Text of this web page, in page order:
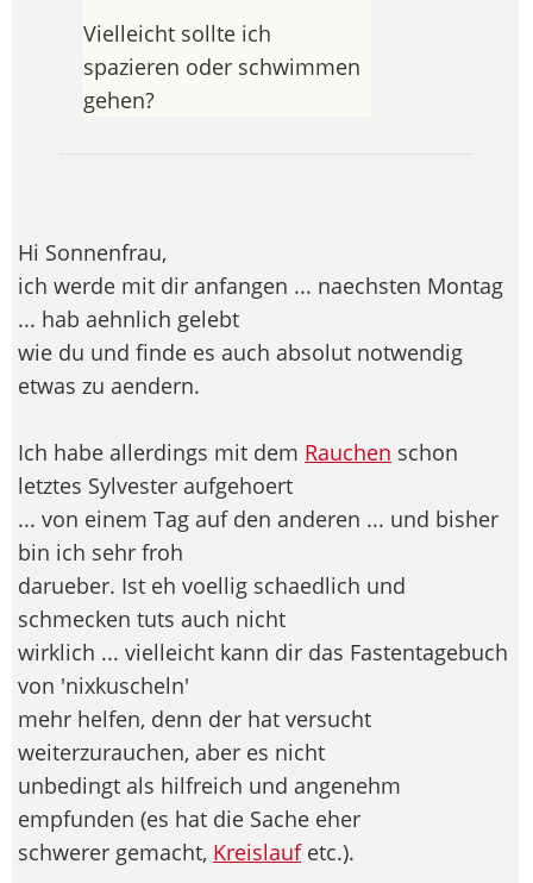
Vielleicht sollte ich
spazieren oder schwimmen
gehen?
Hi Sonnenfrau,
ich werde mit dir anfangen ... naechsten Montag
... hab aehnlich gelebt
wie du und finde es auch absolut notwendig
etwas zu aendern.
Ich habe allerdings mit dem Rauchen schon
letztes Sylvester aufgehoert
... von einem Tag auf den anderen ... und bisher
bin ich sehr froh
darueber. Ist eh voellig schaedlich und
schmecken tuts auch nicht
wirklich ... vielleicht kann dir das Fastentagebuch
von 'nixkuscheln'
mehr helfen, denn der hat versucht
weiterzurauchen, aber es nicht
unbedingt als hilfreich und angenehm
empfunden (es hat die Sache eher
schwerer gemacht, Kreislaufetc.).